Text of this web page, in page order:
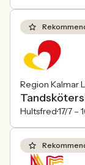
Region Kalmar
Hultsfred17/7 –